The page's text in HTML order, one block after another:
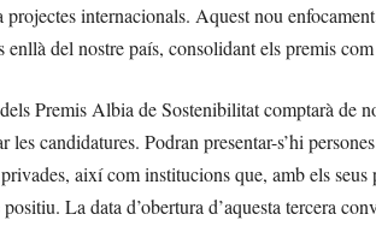
projectes internacionals. Aquest nou
enllà del nostre país, consolidant els premis
Premis Albia de Sostenibilitat comptarà de
les candidatures. Podran presentar-s’hi
així com institucions que, amb els
La data d’obertura d’aquesta tercera